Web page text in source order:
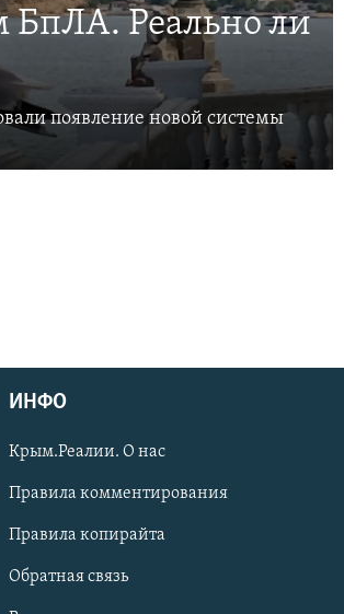
БпЛА. Реально ли
появление новой системы
ИНФО
Крым.Реалии. О нас
Правила комментирования
Правила копирайта
Обратная связь